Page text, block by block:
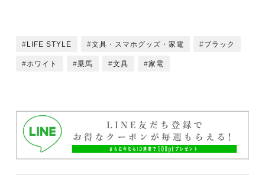
LIFE STYLE 文具・スマホグッズ・家電 ブラック
ホワイト 乗馬 文具 家電